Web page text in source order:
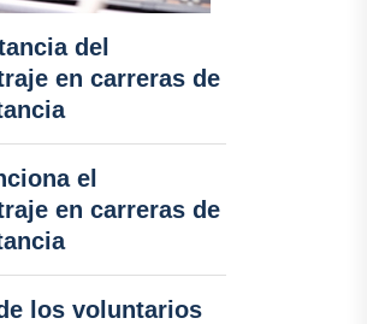
del
en carreras de
el
en carreras de
los voluntarios